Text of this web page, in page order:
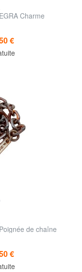
Charme
€
de chaîne
€